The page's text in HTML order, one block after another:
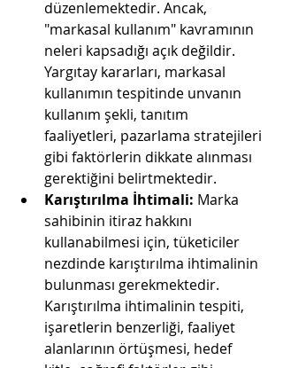
düzenlemektedir. Ancak,
"markasal kullanım" kavramının
neleri kapsadığı açık değildir.
Yargıtay kararları, markasal
kullanımın tespitinde unvanın
kullanım şekli, tanıtım
faaliyetleri, pazarlama stratejileri
gibi faktörlerin dikkate alınması
gerektiğini belirtmektedir.
Karıştırılma İhtimali: Marka
sahibinin itiraz hakkını
kullanabilmesi için, tüketiciler
nezdinde karıştırılma ihtimalinin
bulunması gerekmektedir.
Karıştırılma ihtimalinin tespiti,
işaretlerin benzerliği, faaliyet
alanlarının örtüşmesi, hedef